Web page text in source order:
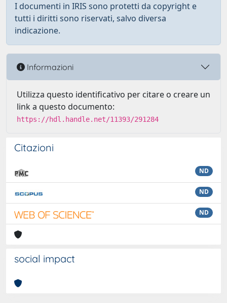
I documenti in IRIS sono protetti da copyright e
tutti i diritti sono riservati, salvo diversa
indicazione.
Informazioni
Utilizza questo identificativo per citare o creare un
link a questo documento:
https://hdl.handle.net/11393/291284
Citazioni
ND
ND
ND
social impact